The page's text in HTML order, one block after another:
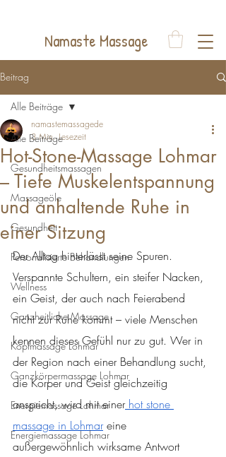
Namaste Massage
Beitrag
Alle Beiträge
Gesundheitsmassagen
Massageöle
Gesundheit
Personalisierte Behandlungen
Wellness
Ganzheitliche Massage
Kopfmassage Lohmar
Ganzkörpermassage Lohmar
Energiemassage Lohmar
Energiemassage Lohmar
Alle Beiträge
Hot-Stone-Massage Lohmar
– Tiefe Muskelentspannung
und anhaltende Ruhe in
einer Sitzung
namastemassagede
3 Min. Lesezeit
Der Alltag hinterlässt seine Spuren.
Verspannte Schultern, ein steifer Nacken,
ein Geist, der auch nach Feierabend
nicht zur Ruhe kommt – viele Menschen
kennen dieses Gefühl nur zu gut. Wer in
der Region nach einer Behandlung sucht,
die Körper und Geist gleichzeitig
anspricht, wird mit einer hot stone
massage in Lohmar eine
außergewöhnlich wirksame Antwort